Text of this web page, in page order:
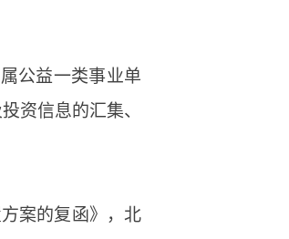
公益一类事业单
资信息的汇集、
案的复函》，北